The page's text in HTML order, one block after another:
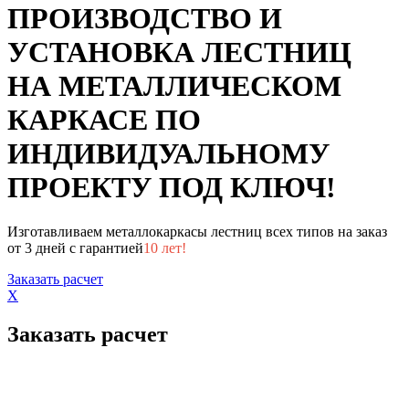
ПРОИЗВОДСТВО И
УСТАНОВКА ЛЕСТНИЦ
НА МЕТАЛЛИЧЕСКОМ
КАРКАСЕ ПО
ИНДИВИДУАЛЬНОМУ
ПРОЕКТУ ПОД КЛЮЧ!
Изготавливаем металлокаркасы лестниц всех типов на заказ
от 3 дней с гарантией10 лет!
Заказать расчет
X
Заказать расчет